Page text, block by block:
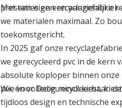
prestaties en een aanzienlijke
Met een eigen
we materialen maximaal. Zo
toekomstgericht.
In 2025 gaf onze
we gerecycleerd pvc in de kern
absolute koploper binnen onze
pvc én volledig recycleerbaar:
Wie voor Deceuninck kiest,
tijdloos design en technische